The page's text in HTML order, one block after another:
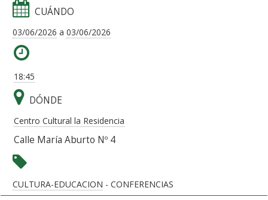
CUÁNDO
03/06/2026 a 03/06/2026
18:45
DÓNDE
Centro Cultural la Residencia
Calle María Aburto Nº 4
CULTURA-EDUCACION - CONFERENCIAS